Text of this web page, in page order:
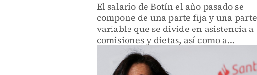
El salario de Botín el año pasado se
compone de una parte fija y una parte
variable que se divide en asistencia a
comisiones y dietas, así como a
aportaciones a planes de pensiones.